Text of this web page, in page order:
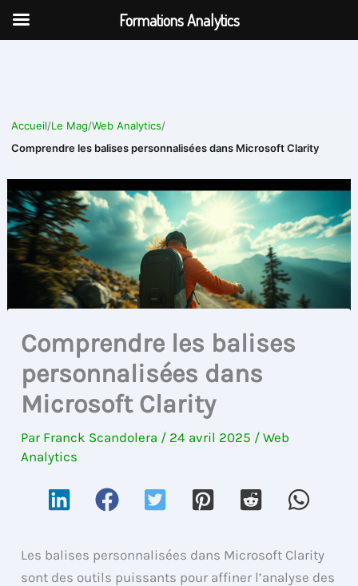
Aller
Accueil/Le Mag/Web Analytics/
Comprendre les balises personnalisées dans Microsoft Clarity
Comprendre les balises
personnalisées dans
Microsoft Clarity
Par Franck Scandolera / 24 avril 2025 /Web
Analytics
Les balises personnalisées dans Microsoft Clarity
sont des outils puissants pour affiner l’analyse des
Formations Analytics